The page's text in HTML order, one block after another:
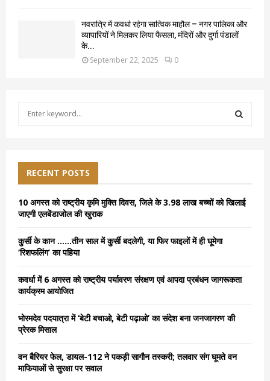
नवरात्रि में कवर्धा रहेगा सात्विक माहौल – नगर पालिका और
व्यापारियों ने मिलकर लिया फैसला, मंदिरों और दुर्गा पंडालों
के...
September 22, 2025 0
f
r
RECENT POSTS
10 अगस्त को राष्ट्रीय कृमि मुक्ति दिवस, जिले के 3.98 लाख बच्चों को खिलाई
जाएगी एलबेंडाजोल की खुराक
कुर्सी के कान ……तीन साल में कुर्सी बदलेगी, या फिर फाइलों में ही घूमेगा
‘रिशफलिंग’ का पहिया
कवर्धा में 6 अगस्त को राष्ट्रीय पर्यावरण संरक्षण एवं आपदा प्रबंधन जागरूकता
कार्यक्रम आयोजित
भोरमदेव पदयात्रा में ‘बेटी बचाओ, बेटी पढ़ाओ’ का संदेश बना जनजागरण की
प्रेरक मिसाल
वन बैरियर फेल, डायल-112 ने पकड़ी सागौन तस्करी; तलवार संग घूमते वन
माफियाओं से सुरक्षा पर सवाल